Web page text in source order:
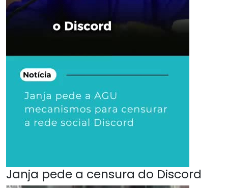
Janja pede a censura do Discord